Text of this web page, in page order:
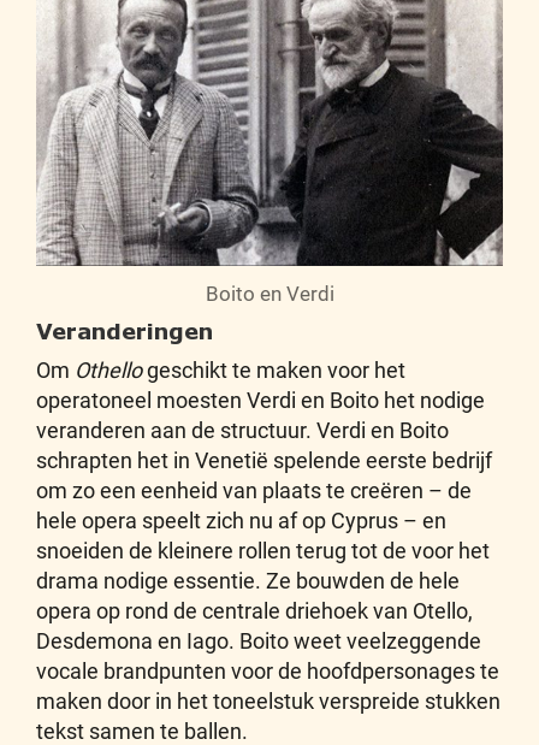
Boito en Verdi
Veranderingen
Om Othellogeschikt te maken voor het
operatoneel moesten Verdi en Boito het nodige
veranderen aan de structuur. Verdi en Boito
schrapten het in Venetië spelende eerste bedrijf
om zo een eenheid van plaats te creëren – de
hele opera speelt zich nu af op Cyprus – en
snoeiden de kleinere rollen terug tot de voor het
drama nodige essentie. Ze bouwden de hele
opera op rond de centrale driehoek van Otello,
Desdemona en Iago. Boito weet veelzeggende
vocale brandpunten voor de hoofdpersonages te
maken door in het toneelstuk verspreide stukken
tekst samen te ballen.